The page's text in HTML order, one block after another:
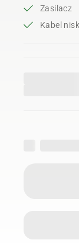
Zasilacz
Kabel